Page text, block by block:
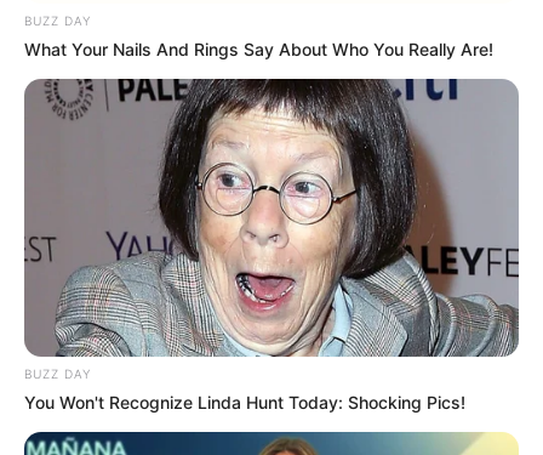
LIHAT ARTIKEL LAINNYA
True Story
Sinopsis The Chair,
Tantangan Sandra Oh
BUZZ DAY
What Your Nails And Rings Say About Who You Really Are!
BUZZ DAY
You Won't Recognize Linda Hunt Today: Shocking Pics!